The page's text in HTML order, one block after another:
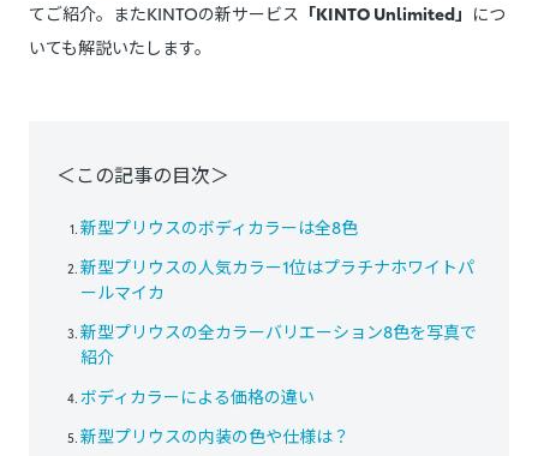
てご紹介。またKINTOの新サービス 「KINTO Unlimited」 につ
いても解説いたします。
＜この記事の目次＞
新型プリウスのボディカラーは全8色
新型プリウスの人気カラー1位はプラチナホワイトパ
ールマイカ
新型プリウスの全カラーバリエーション8色を写真で
紹介
ボディカラーによる価格の違い
新型プリウスの内装の色や仕様は？